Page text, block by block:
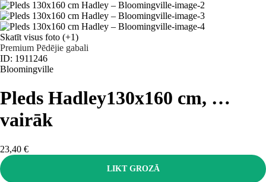
Skatīt visus foto (+1)
Premium Pēdējie gabali
ID: 1911246
Bloomingville
Pleds Hadley130x160 cm, …
vairāk
23,40 €
LIKT GROZĀ